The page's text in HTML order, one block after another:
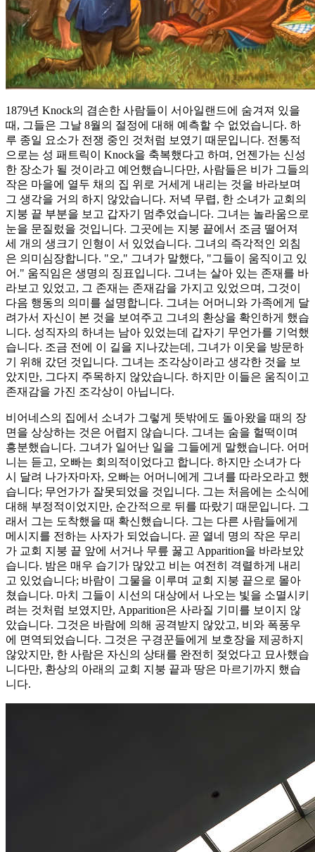
1879년 Knock의 겸손한 사람들이 서아일랜드에 숨겨져 있을
때, 그들은 그날 8월의 절정에 대해 예측할 수 없었습니다. 하
루 종일 요소가 전쟁 중인 것처럼 보였기 때문입니다. 전통적
으로는 성 패트릭이 Knock을 축복했다고 하며, 언젠가는 신성
한 장소가 될 것이라고 예언했습니다만, 사람들은 비가 그들의
작은 마을에 열두 채의 집 위로 거세게 내리는 것을 바라보며
그 생각을 거의 하지 않았습니다. 저녁 무렵, 한 소녀가 교회의
지붕 끝 부분을 보고 갑자기 멈추었습니다. 그녀는 놀라움으로
눈을 문질렀을 것입니다. 그곳에는 지붕 끝에서 조금 떨어져
세 개의 생크기 인형이 서 있었습니다. 그녀의 즉각적인 외침
은 의미심장합니다. "오," 그녀가 말했다, "그들이 움직이고 있
어." 움직임은 생명의 징표입니다. 그녀는 살아 있는 존재를 바
라보고 있었고, 그 존재는 존재감을 가지고 있었으며, 그것이
다음 행동의 의미를 설명합니다. 그녀는 어머니와 가족에게 달
려가서 자신이 본 것을 보여주고 그녀의 환상을 확인하게 했습
니다. 성직자의 하녀는 남아 있었는데 갑자기 무언가를 기억했
습니다. 조금 전에 이 길을 지나갔는데, 그녀가 이웃을 방문하
기 위해 갔던 것입니다. 그녀는 조각상이라고 생각한 것을 보
았지만, 그다지 주목하지 않았습니다. 하지만 이들은 움직이고
존재감을 가진 조각상이 아닙니다.
비어네스의 집에서 소녀가 그렇게 뜻밖에도 돌아왔을 때의 장
면을 상상하는 것은 어렵지 않습니다. 그녀는 숨을 헐떡이며
흥분했습니다. 그녀가 일어난 일을 그들에게 말했습니다. 어머
니는 듣고, 오빠는 회의적이었다고 합니다. 하지만 소녀가 다
시 달려 나가자마자, 오빠는 어머니에게 그녀를 따라오라고 했
습니다; 무언가가 잘못되었을 것입니다. 그는 처음에는 소식에
대해 부정적이었지만, 순간적으로 뒤를 따랐기 때문입니다. 그
래서 그는 도착했을 때 확신했습니다. 그는 다른 사람들에게
메시지를 전하는 사자가 되었습니다. 곧 열네 명의 작은 무리
가 교회 지붕 끝 앞에 서거나 무릎 꿇고 Apparition을 바라보았
습니다. 밤은 매우 습기가 많았고 비는 여전히 격렬하게 내리
고 있었습니다; 바람이 그물을 이루며 교회 지붕 끝으로 몰아
쳤습니다. 마치 그들이 시선의 대상에서 나오는 빛을 소멸시키
려는 것처럼 보였지만, Apparition은 사라질 기미를 보이지 않
았습니다. 그것은 바람에 의해 공격받지 않았고, 비와 폭풍우
에 면역되었습니다. 그것은 구경꾼들에게 보호장을 제공하지
않았지만, 한 사람은 자신의 상태를 완전히 젖었다고 묘사했습
니다만, 환상의 아래의 교회 지붕 끝과 땅은 마르기까지 했습
니다.